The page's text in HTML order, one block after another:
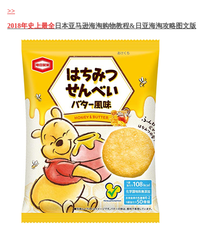
>>
2018年史上最全 日本亚马逊海淘购物教程&日亚海淘攻略图文版